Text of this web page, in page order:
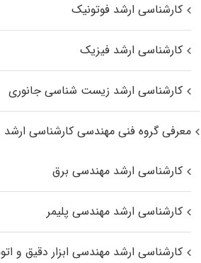
کارشناسی ارشد فوتونیک
کارشناسی ارشد فیزیک
کارشناسی ارشد زیست‌ شناسی جانوری
معرفی گروه فنی مهندسی کارشناسی ارشد
کارشناسی ارشد مهندسی برق
کارشناسی ارشد مهندسی پلیمر
کارشناسی ارشد مهندسی ابزار دقیق و